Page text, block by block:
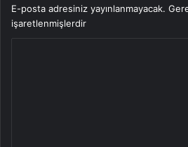
E-posta adresiniz yayınlanmayacak.
işaretlenmişlerdir